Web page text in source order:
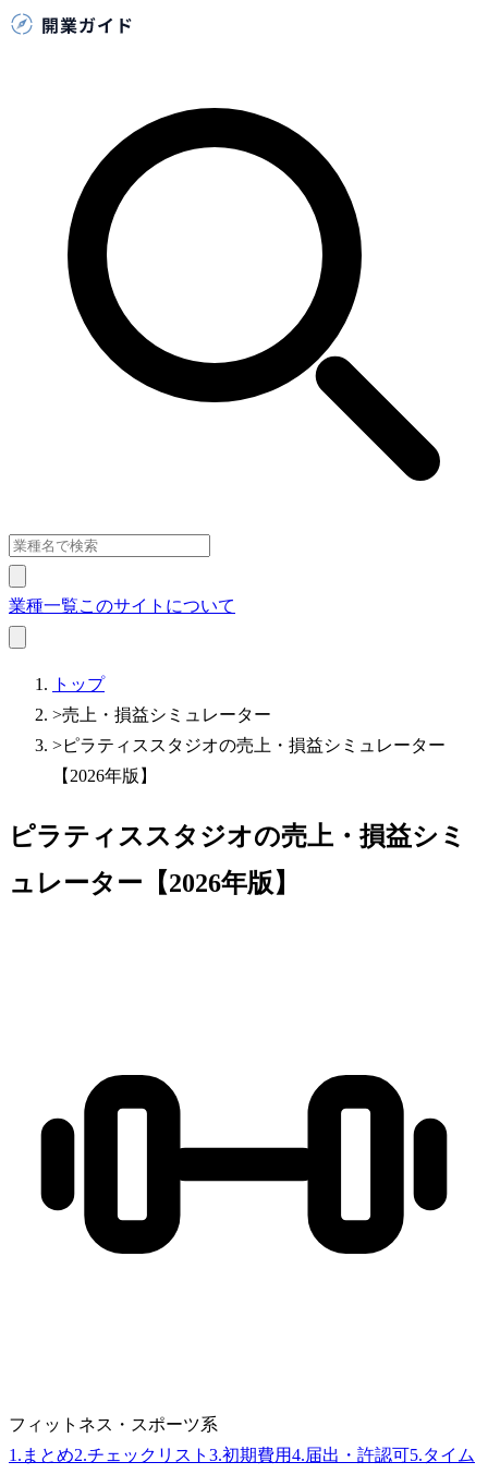
業種一覧このサイトについて
トップ
>売上・損益シミュレーター
>ピラティススタジオの売上・損益シミュレーター
【2026年版】
ピラティススタジオの売上・損益シミ
ュレーター【2026年版】
フィットネス・スポーツ系
1 . まとめ2.チェックリスト 3.初期費用4.届出・許認可5.タイム